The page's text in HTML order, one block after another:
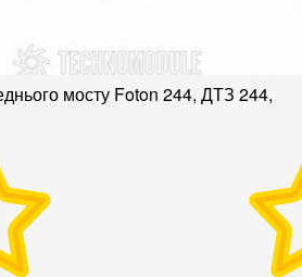
мосту Foton 244, ДТЗ 244,